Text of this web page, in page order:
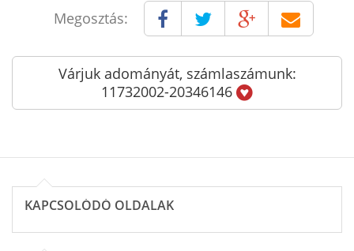
Megosztás:
Várjuk adományát, számlaszámunk:
11732002-20346146
KAPCSOLÓDÓ OLDALAK